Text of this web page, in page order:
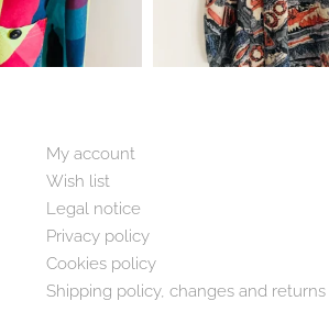
My account
Wish list
Legal notice
Privacy policy
Cookies policy
Shipping policy, changes and returns